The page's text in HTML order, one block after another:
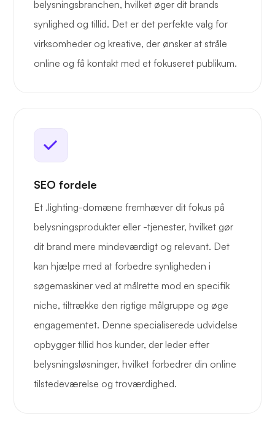
belysningsbranchen, hvilket øger dit brands
synlighed og tillid. Det er det perfekte valg for
virksomheder og kreative, der ønsker at stråle
online og få kontakt med et fokuseret publikum.
SEO fordele
Et .lighting-domæne fremhæver dit fokus på
belysningsprodukter eller -tjenester, hvilket gør
dit brand mere mindeværdigt og relevant. Det
kan hjælpe med at forbedre synligheden i
søgemaskiner ved at målrette mod en specifik
niche, tiltrække den rigtige målgruppe og øge
engagementet. Denne specialiserede udvidelse
opbygger tillid hos kunder, der leder efter
belysningsløsninger, hvilket forbedrer din online
tilstedeværelse og troværdighed.